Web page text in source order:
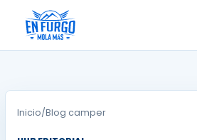
contenido
Inicio/Blog camper